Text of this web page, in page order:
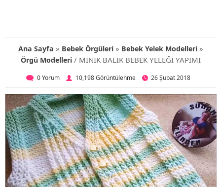
Ana Sayfa » Bebek Örgüleri» Bebek Yelek Modelleri»
Örgü Modelleri/ MİNİK BALIK BEBEK YELEĞİ YAPIMI
0 Yorum 10,198 Görüntülenme 26 Şubat 2018